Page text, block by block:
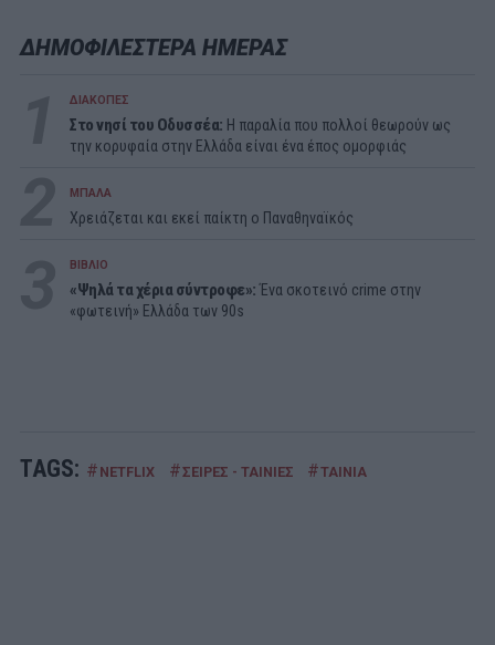
ΔΗΜΟΦΙΛΕΣΤΕΡΑ ΗΜΕΡΑΣ
ΔΙΑΚΟΠΕΣ
Στο νησί του Οδυσσέα: Η παραλία που πολλοί θεωρούν ως
την κορυφαία στην Ελλάδα είναι ένα έπος ομορφιάς
ΜΠΑΛΑ
Χρειάζεται και εκεί παίκτη ο Παναθηναϊκός
ΒΙΒΛΙΟ
«Ψηλά τα χέρια σύντροφε»:Ένα σκοτεινό crime στην
«φωτεινή» Ελλάδα των 90s
TAGS: # NETFLIX #ΣΕΙΡΕΣ - ΤΑΙΝΙΕΣ #ΤΑΙΝΙΑ